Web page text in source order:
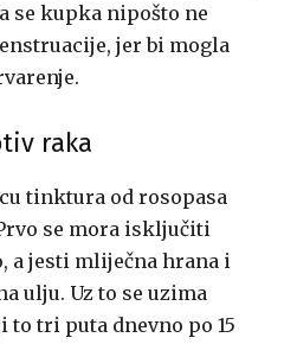
se kupka nipošto ne
jer bi mogla
raka
tinktura od rosopasa
se mora isključiti
a jesti mliječna hrana i
ulju. Uz to se uzima
tri puta dnevno po 15